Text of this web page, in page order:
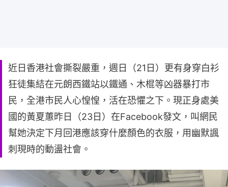
近日香港社會撕裂嚴重，週日（21日）更有身穿白衫
狂徒集結在元朗西鐵站以鐵通、木棍等凶器暴打市
民，全港市民人心惶惶，活在恐懼之下。現正身處美
國的黃夏蕙昨日（23日）在Facebook發文，叫網民
幫她決定下月回港應該穿什麼顏色的衣服，用幽默諷
刺現時的動盪社會。